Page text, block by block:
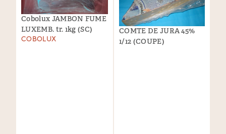
Cobolux JAMBON FUME
LUXEMB. tr. 1kg (SC)
COBOLUX
COMTE DE JURA 45%
1/12 (COUPE)